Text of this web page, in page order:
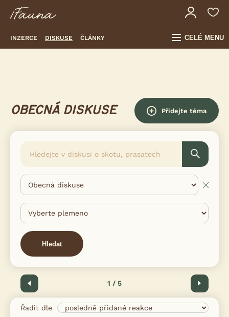
INZERCE DISKUSE ČLÁNKY CELÉ MENU
OBECNÁ DISKUSE Přidejte téma
Hledat
Předchozí 1 / 5 Další
Řadit dle